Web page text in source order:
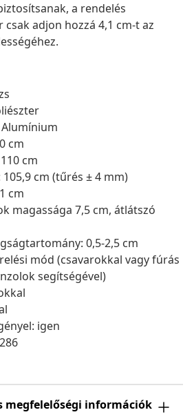
a rendelés
csak adjon hozzá 4,1 cm-t az
Alumínium
cm
cm
cm (tűrés ± 4 mm)
cm
magassága 7,5 cm, átlátszó
0,5-2,5 cm
mód (csavarokkal vagy fúrás
segítségével)
igen
megfelelőségi információk